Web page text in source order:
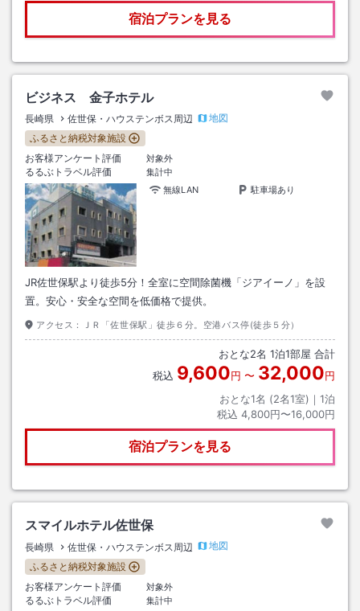
宿泊プランを見る
ビジネス 金子ホテル
長崎県 佐世保・ハウステンボス周辺
地図
ふるさと納税対象施設
お客様アンケート評価
対象外
るるぶトラベル評価
集計中
無線LAN
駐車場あり
JR佐世保駅より徒歩5分！全室に空間除菌機「ジアイーノ」を設
置。安心・安全な空間を低価格で提供。
アクセス： ＪＲ「佐世保駅」徒歩６分。空港バス停(徒歩５分）
おとな2名 1泊1部屋 合計
税込 9,600円 〜 32,000円
おとな1名 (2名1室)｜ 1泊
税込 4,800円〜16,000円
宿泊プランを見る
スマイルホテル佐世保
長崎県 佐世保・ハウステンボス周辺
地図
ふるさと納税対象施設
お客様アンケート評価
対象外
るるぶトラベル評価
集計中